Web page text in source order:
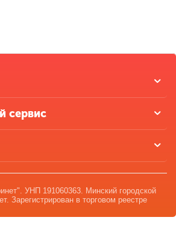
сервис
УНП 191060363. Минский городской
Зарегистрирован в торговом реестре